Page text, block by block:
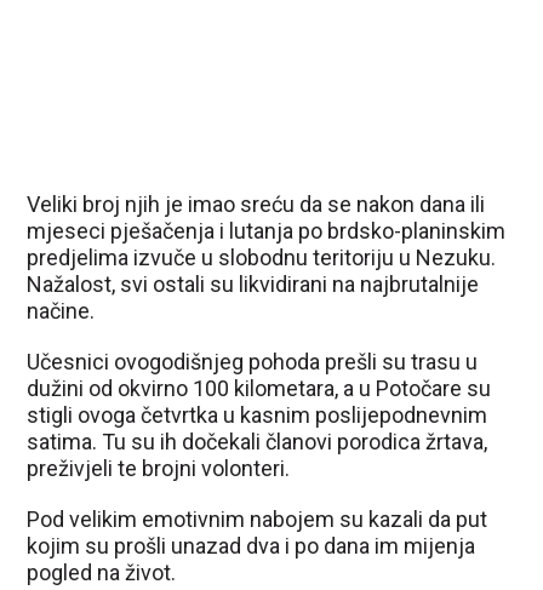
Veliki broj njih je imao sreću da se nakon dana ili
mjeseci pješačenja i lutanja po brdsko-planinskim
predjelima izvuče u slobodnu teritoriju u Nezuku.
Nažalost, svi ostali su likvidirani na najbrutalnije
načine.
Učesnici ovogodišnjeg pohoda prešli su trasu u
dužini od okvirno 100 kilometara, a u Potočare su
stigli ovoga četvrtka u kasnim poslijepodnevnim
satima. Tu su ih dočekali članovi porodica žrtava,
preživjeli te brojni volonteri.
Pod velikim emotivnim nabojem su kazali da put
kojim su prošli unazad dva i po dana im mijenja
pogled na život.